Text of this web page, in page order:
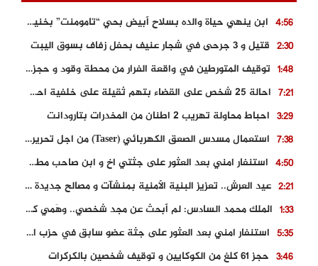
4:56
ابن ينهي حياة والده بسلاح أبيض بحي “تامومنت” بخنيفرة
2:30 قتيل و 3 جرحى في شجار عنيف بحفل زفاف بسوق اليبت
1:48
توقيف المتورطين في واقعة الفرار من محطة وقود و حجز السيارة
7:21
احالة 25 شخص على القضاء بتهم ثقيلة على خلفية احداث المناطق الشمالية
3:29 احباط محاولة تهريب 2 اطنان من المخدرات بتارودانت
7:38
استعمال مسدس الصعق الكهربائي (Taser) من اجل تحرير شابة محتجزة
4:50
استنفار امني بعد العثور على جثتي اخ و ابن صاحب مطعم اسماك مشهور بطنجة
2:21
عيد العرش.. تعزيز البنية الأمنية بمنشآت و مصالح جديدة بكل من الحسيمة – فاس و الناظور
1:33
الملك محمد السادس: لم أبحث عن مجد شخصي.. وهَمي كرامة المغاربة
5:35
استنفار امني بعد العثور على جثة عضو سابق في حزب المصباح بالقنيطرة..
3:46 حجز 61 كلغ من الكوكايين و توقيف شخصين بالكركرات